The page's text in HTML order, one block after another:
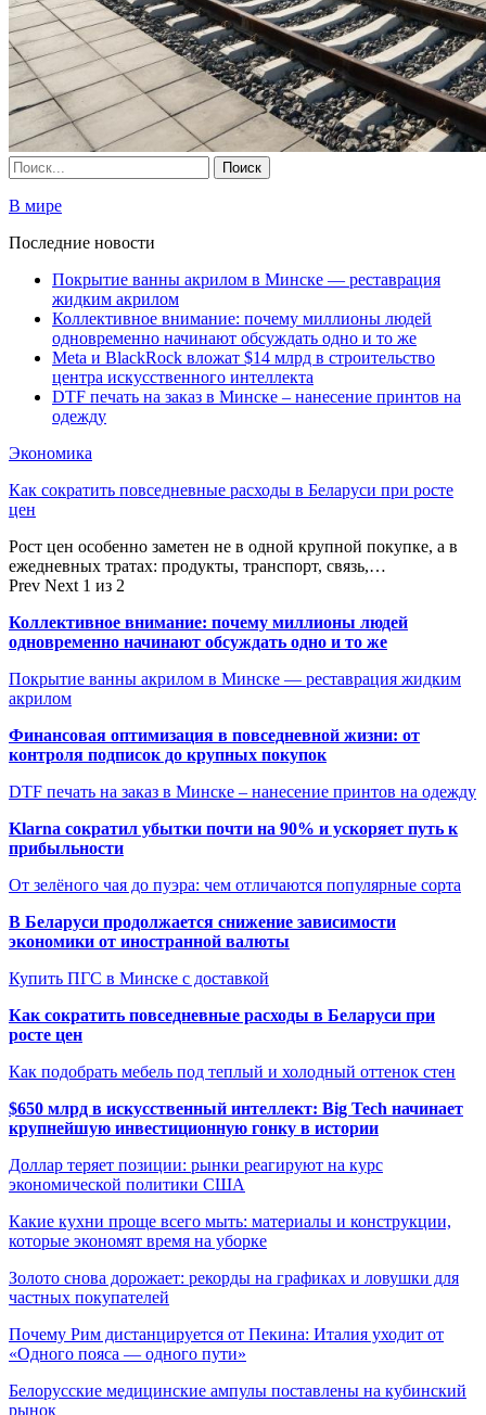
В мире
Последние новости
Покрытие ванны акрилом в Минске — реставрация
жидким акрилом
Коллективное внимание: почему миллионы людей
одновременно начинают обсуждать одно и то же
Meta и BlackRock вложат $14 млрд в строительство
центра искусственного интеллекта
DTF печать на заказ в Минске – нанесение принтов на
одежду
Экономика
Как сократить повседневные расходы в Беларуси при росте
цен
Рост цен особенно заметен не в одной крупной покупке, а в
ежедневных тратах: продукты, транспорт, связь,…
Prev Next 1 из 2
Коллективное внимание: почему миллионы людей
одновременно начинают обсуждать одно и то же
Покрытие ванны акрилом в Минске — реставрация жидким
акрилом
Финансовая оптимизация в повседневной жизни: от
контроля подписок до крупных покупок
DTF печать на заказ в Минске – нанесение принтов на одежду
Klarna сократил убытки почти на 90% и ускоряет путь к
прибыльности
От зелёного чая до пуэра: чем отличаются популярные сорта
В Беларуси продолжается снижение зависимости
экономики от иностранной валюты
Купить ПГС в Минске с доставкой
Как сократить повседневные расходы в Беларуси при
росте цен
Как подобрать мебель под теплый и холодный оттенок стен
$650 млрд в искусственный интеллект: Big Tech начинает
крупнейшую инвестиционную гонку в истории
Доллар теряет позиции: рынки реагируют на курс
экономической политики США
Какие кухни проще всего мыть: материалы и конструкции,
которые экономят время на уборке
Золото снова дорожает: рекорды на графиках и ловушки для
частных покупателей
Почему Рим дистанцируется от Пекина: Италия уходит от
«Одного пояса — одного пути»
Белорусские медицинские ампулы поставлены на кубинский
рынок